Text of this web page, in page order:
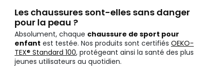
Les chaussures sont-elles sans danger
pour la peau ?
Absolument, chaque chaussure de sport pour
enfant est testée. Nos produits sont certifiés OEKO-
TEX® Standard 100, protégeant ainsi la santé des plus
jeunes utilisateurs au quotidien.